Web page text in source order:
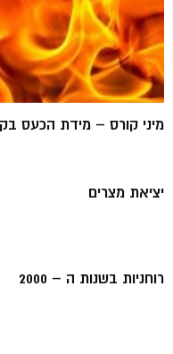
מיני קורס – מידת הכעס
יציאת מצרים
רוחניות בשנות ה – 2000